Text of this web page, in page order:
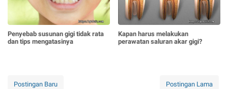
Penyebab susunan gigi tidak rata
dan tips mengatasinya
Kapan harus melakukan
perawatan saluran akar gigi?
Postingan Baru Postingan Lama